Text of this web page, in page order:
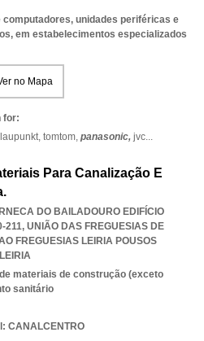
computadores, unidades periféricas e
em estabelecimentos especializados
no Mapa
for:
tomtom, panasonic, jvc...
Para Canalização E
DO BAILADOURO EDIFÍCIO
211, UNIÃO DAS FREGUESIAS DE
FREGUESIAS LEIRIA POUSOS
LEIRIA
materiais de construção (exceto
sanitário
CANALCENTRO